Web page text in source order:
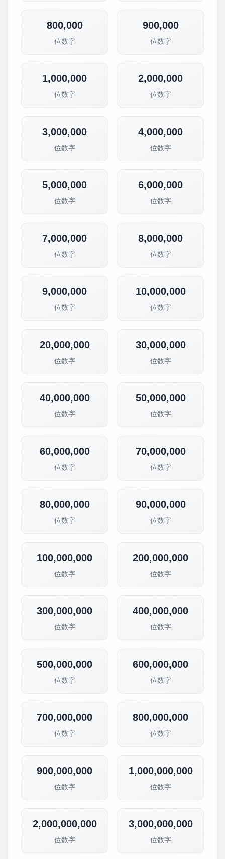
800,000
位数字
900,000
位数字
1,000,000
位数字
2,000,000
位数字
3,000,000
位数字
4,000,000
位数字
5,000,000
位数字
6,000,000
位数字
7,000,000
位数字
8,000,000
位数字
9,000,000
位数字
10,000,000
位数字
20,000,000
位数字
30,000,000
位数字
40,000,000
位数字
50,000,000
位数字
60,000,000
位数字
70,000,000
位数字
80,000,000
位数字
90,000,000
位数字
100,000,000
位数字
200,000,000
位数字
300,000,000
位数字
400,000,000
位数字
500,000,000
位数字
600,000,000
位数字
700,000,000
位数字
800,000,000
位数字
900,000,000
位数字
1,000,000,000
位数字
2,000,000,000
位数字
3,000,000,000
位数字